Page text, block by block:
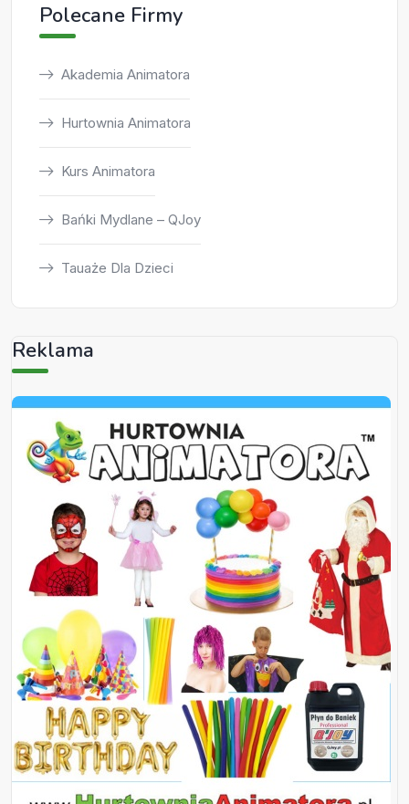
Polecane Firmy
Akademia Animatora
Hurtownia Animatora
Kurs Animatora
Bańki Mydlane – QJoy
Tauaże Dla Dzieci
Reklama